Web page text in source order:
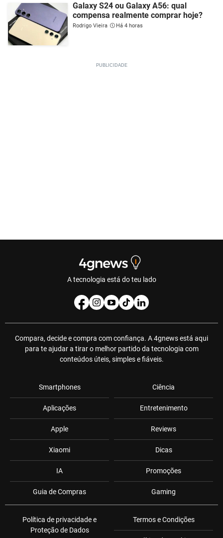
Galaxy S24 ou Galaxy A56: qual
compensa realmente comprar hoje?
Rodrigo Vieira Há 4 horas
A tecnologia está do teu lado
Compara, decide e compra com confiança. A 4gnews está aqui
para te ajudar a tirar o melhor partido da tecnologia com
conteúdos úteis, simples e fiáveis.
Smartphones
Aplicações
Apple
Xiaomi
IA
Guia de Compras
Ciência
Entretenimento
Reviews
Dicas
Promoções
Gaming
Política de privacidade e
Proteção de Dados
Termos e Condições